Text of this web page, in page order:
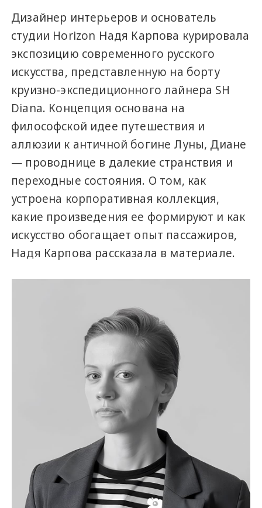
Дизайнер интерьеров и основатель
студии Horizon Надя Карпова курировала
экспозицию современного русского
искусства, представленную на борту
круизно-экспедиционного лайнера SH
Diana. Концепция основана на
философской идее путешествия и
аллюзии к античной богине Луны, Диане
— проводнице в далекие странствия и
переходные состояния. О том, как
устроена корпоративная коллекция,
какие произведения ее формируют и как
искусство обогащает опыт пассажиров,
Надя Карпова рассказала в материале.